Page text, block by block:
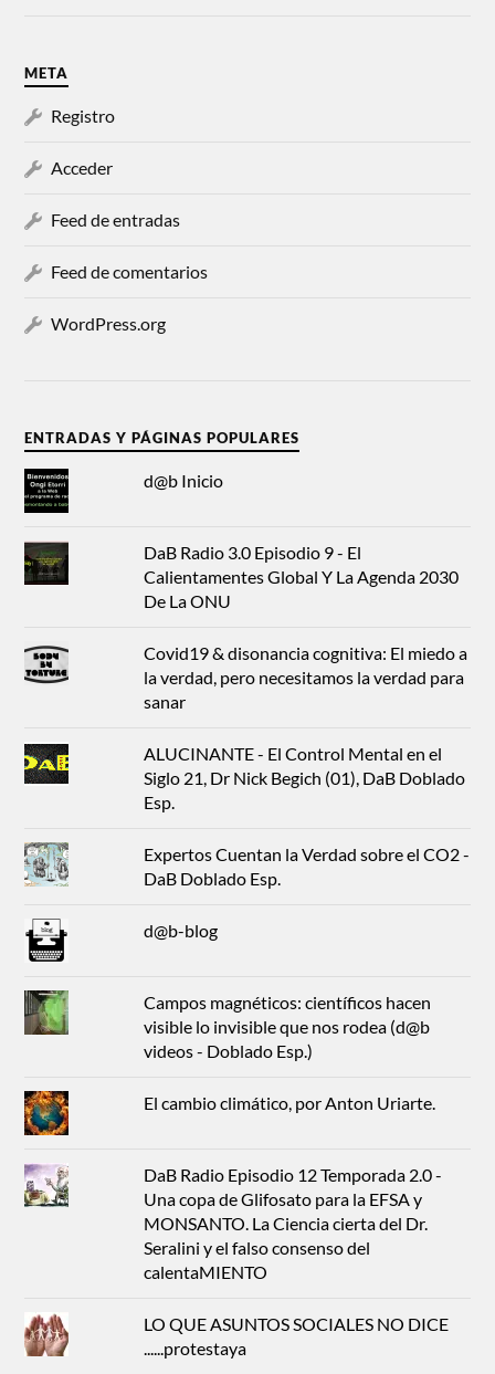
META
Registro
Acceder
Feed de entradas
Feed de comentarios
WordPress.org
ENTRADAS Y PÁGINAS POPULARES
d@b Inicio
DaB Radio 3.0 Episodio 9 - El
Calientamentes Global Y La Agenda 2030
De La ONU
Covid19 & disonancia cognitiva: El miedo a
la verdad, pero necesitamos la verdad para
sanar
ALUCINANTE - El Control Mental en el
Siglo 21, Dr Nick Begich (01), DaB Doblado
Esp.
Expertos Cuentan la Verdad sobre el CO2 -
DaB Doblado Esp.
d@b-blog
Campos magnéticos: científicos hacen
visible lo invisible que nos rodea (d@b
videos - Doblado Esp.)
El cambio climático, por Anton Uriarte.
DaB Radio Episodio 12 Temporada 2.0 -
Una copa de Glifosato para la EFSA y
MONSANTO. La Ciencia cierta del Dr.
Seralini y el falso consenso del
calentaMIENTO
LO QUE ASUNTOS SOCIALES NO DICE
......protestaya